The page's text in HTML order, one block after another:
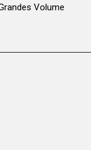
Volume